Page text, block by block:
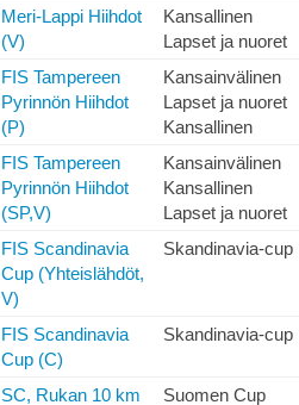
Meri-Lappi Hiihdot
(V)
Kansallinen
Lapset ja nuoret
FIS Tampereen
Pyrinnön Hiihdot
(P)
Kansainvälinen
Lapset ja nuoret
Kansallinen
FIS Tampereen
Pyrinnön Hiihdot
(SP,V)
Kansainvälinen
Kansallinen
Lapset ja nuoret
FIS Scandinavia
Cup (Yhteislähdöt,
V)
Skandinavia-cup
FIS Scandinavia
Cup (C)
Skandinavia-cup
SC, Rukan 10 km
Suomen Cup